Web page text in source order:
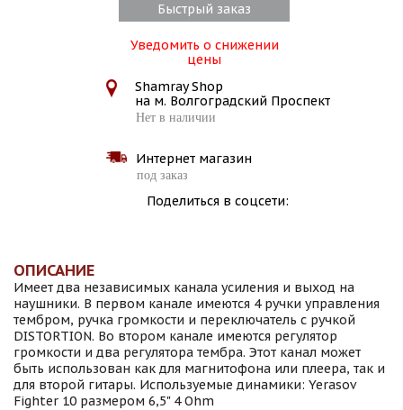
Быстрый заказ
Уведомить о снижении
цены
Shamray Shop
на м. Волгоградский Проспект
Нет в наличии
Интернет магазин
под заказ
Поделиться в соцсети:
ОПИСАНИЕ
Имеет два независимых канала усиления и выход на
наушники. В первом канале имеются 4 ручки управления
тембром, ручка громкости и переключатель с ручкой
DISTORTION. Во втором канале имеются регулятор
громкости и два регулятора тембра. Этот канал может
быть использован как для магнитофона или плеера, так и
для второй гитары. Используемые динамики: Yerasov
Fighter 10 размером 6,5" 4 Ohm